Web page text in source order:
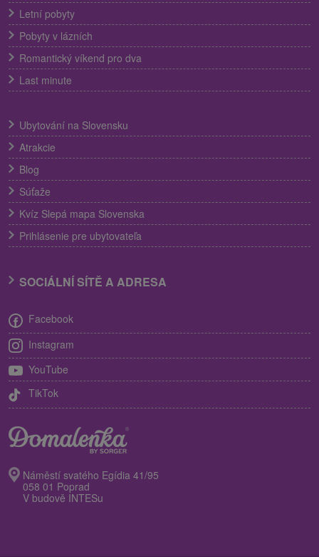
Letní pobyty
Pobyty v lázních
Romantický víkend pro dva
Last minute
Ubytování na Slovensku
Atrakcie
Blog
Súťaže
Kvíz Slepá mapa Slovenska
Prihlásenie pre ubytovateľa
SOCIÁLNÍ SÍTĚ A ADRESA
Facebook
Instagram
YouTube
TikTok
Náměstí svatého Egídia 41/95
058 01 Poprad
V budově INTESu